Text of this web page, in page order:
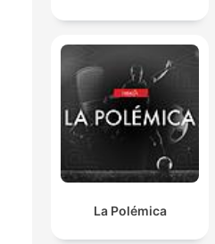
La Polémica